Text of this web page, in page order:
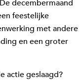
decembermaand
feestelijke
met andere
en een groter
actie geslaagd?